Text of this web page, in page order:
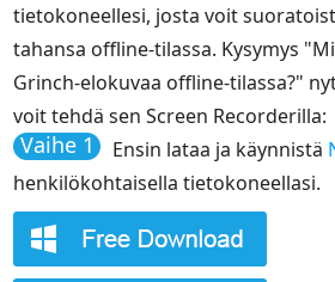
tietokoneellesi, josta voit
tahansa offline-tilassa. Kysymys
Grinch-elokuvaa offline-tilassa?"
voit tehdä sen Screen Recorderilla:
Vaihe 1 Ensin lataa ja käynnistä
henkilökohtaisella tietokoneellasi.